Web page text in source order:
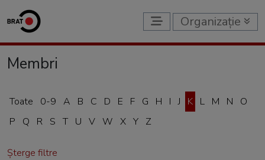
Organizație
Membri
Toate 0-9 A B C D E F G H I J K L M N
O
P
Q R S T U V W X Y Z
Șterge filtre